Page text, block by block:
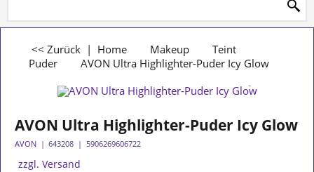
<< Zurück | Home Makeup
Teint
Puder
AVON Ultra Highlighter-Puder Icy Glow
AVON Ultra Highlighter-Puder Icy Glow
AVON 643208 5906269606722
zzgl. Versand